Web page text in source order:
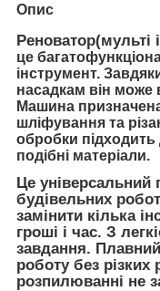
Опис
Реноватор(мульті
це
інструмент.
насадкам він може
Машина
шліфування та
обробки підходить
подібні матеріали.
Це універсальний
будівельних
замінити кілька
гроші і час. З
завдання.
роботу без
розпилюванні не